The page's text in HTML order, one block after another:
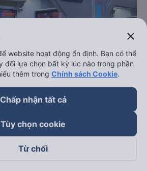
close
website hoạt động ổn định. Bạn có thể
đổi lựa chọn bất kỳ lúc nào trong phần
thêm trong Chính sách Cookie.
Chấp nhận tất cả
Tùy chọn cookie
Từ chối